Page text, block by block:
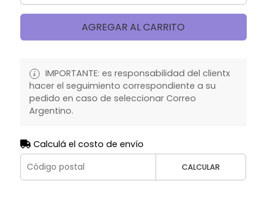
AGREGAR AL CARRITO
IMPORTANTE: es responsabilidad del clientx
hacer el seguimiento correspondiente a su
pedido en caso de seleccionar Correo
Argentino.
Calculá el costo de envío
CALCULAR